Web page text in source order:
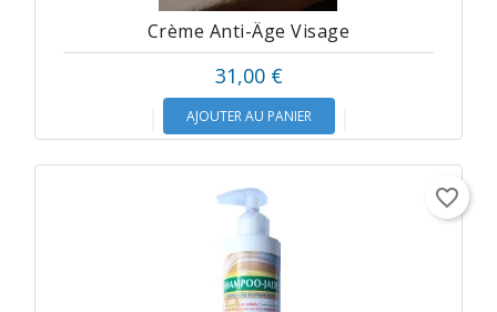
Crème Anti-Âge Visage
31,00 €
AJOUTER AU PANIER
favorite_border